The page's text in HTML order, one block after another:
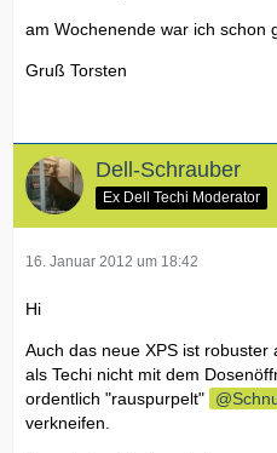
am Wochenende war ich schon
Gruß Torsten
Dell-Schrauber
Ex Dell Techi Moderator
16. Januar 2012 um 18:42
Hi
Auch das neue XPS ist robuster
als Techi nicht mit dem
ordentlich "rauspurpelt"
verkneifen.